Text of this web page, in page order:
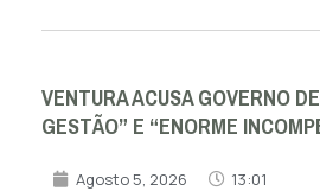
VENTURA ACUSA GOVERNO
GESTÃO” E “ENORME
Agosto 5, 2026 13:01